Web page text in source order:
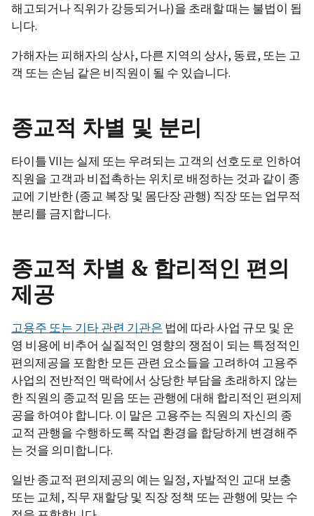
해고되거나 직위가 강등되거나)을 초래할 때는 불법이 됩
니다.
가해자는 피해자의 상사, 다른 지역의 상사, 동료, 또는 고
객 또는 손님 같은 비직원이 될 수 있습니다.
종교적 차별 및 분리
타이틀 VII는 실제 또는 우려되는 고객의 선호도로 인하여
직원을 고객과 비접촉하는 위치로 배정하는 것과 같이 종
교에 기반한 (종교 복장 및 몸단장 관행) 직장 또는 업무적
분리를 금지합니다.
종교적 차별 & 합리적인 편의
제공
고용주 또는 기타 관련 기관은 법에 따라 사업 규모 및 운
영 비용에 비추어 실질적인 영향의 쟁점이 되는 특정적인
편의제공을 포함한 모든 관련 요소들을 고려하여 고용주
사업의 전반적인 맥락에서 상당한 부담을 초래하지 않는
한 직원의 종교적 믿음 또는 관행에 대해 합리적인 편의제
공을 하여야 합니다. 이 말은 고용주는 직원의 자신의 종
교적 관행을 수행하도록 작업 환경을 합당하게 변경해주
는 것을 의미합니다.
일반 종교적 편의제공의 예는 일정, 자발적인 교대 보충
또는 교체, 직무 재할당 및 직장 정책 또는 관행에 맞는 수